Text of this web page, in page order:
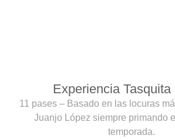
Experiencia
11 pases – Basado en las locuras
Juanjo López siempre primando
temporada.